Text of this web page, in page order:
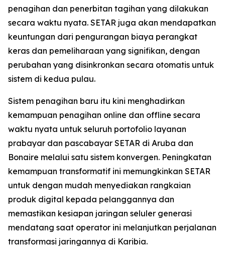
penagihan dan penerbitan tagihan yang dilakukan
secara waktu nyata. SETAR juga akan mendapatkan
keuntungan dari pengurangan biaya perangkat
keras dan pemeliharaan yang signifikan, dengan
perubahan yang disinkronkan secara otomatis untuk
sistem di kedua pulau.
Sistem penagihan baru itu kini menghadirkan
kemampuan penagihan online dan offline secara
waktu nyata untuk seluruh portofolio layanan
prabayar dan pascabayar SETAR di Aruba dan
Bonaire melalui satu sistem konvergen. Peningkatan
kemampuan transformatif ini memungkinkan SETAR
untuk dengan mudah menyediakan rangkaian
produk digital kepada pelanggannya dan
memastikan kesiapan jaringan seluler generasi
mendatang saat operator ini melanjutkan perjalanan
transformasi jaringannya di Karibia.